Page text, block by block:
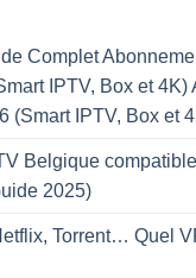
Complet
IPTV, Box et 4K)
(Smart IPTV, Box et
Belgique
2025)
Torrent… Quel